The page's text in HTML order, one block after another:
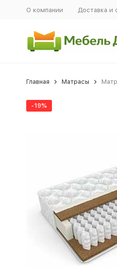
О компании Доставка и
Главная Матрасы
-19%